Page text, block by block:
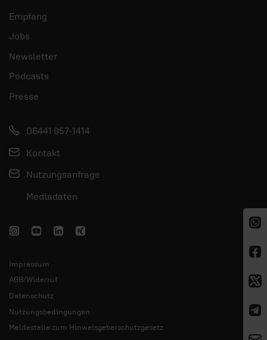
Empfang
Jobs
Newsletter
Podcasts
Presse
06441 957-1414
Kontakt
Nutzungsanfrage
Mediadaten
Impressum
AGB/Widerruf
Datenschutz
Nutzungsbedingungen
Meldestelle zum Hinweisgeberschutzgesetz